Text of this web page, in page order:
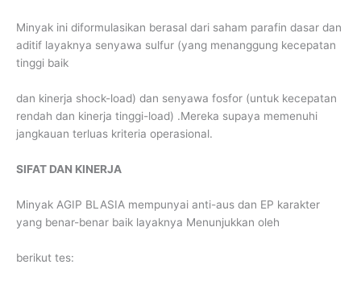
Minyak ini diformulasikan berasal dari saham parafin dasar dan
aditif layaknya senyawa sulfur (yang menanggung kecepatan
tinggi baik
dan kinerja shock-load) dan senyawa fosfor (untuk kecepatan
rendah dan kinerja tinggi-load) .Mereka supaya memenuhi
jangkauan terluas kriteria operasional.
SIFAT DAN KINERJA
Minyak AGIP BLASIA mempunyai anti-aus dan EP karakter
yang benar-benar baik layaknya Menunjukkan oleh
berikut tes: